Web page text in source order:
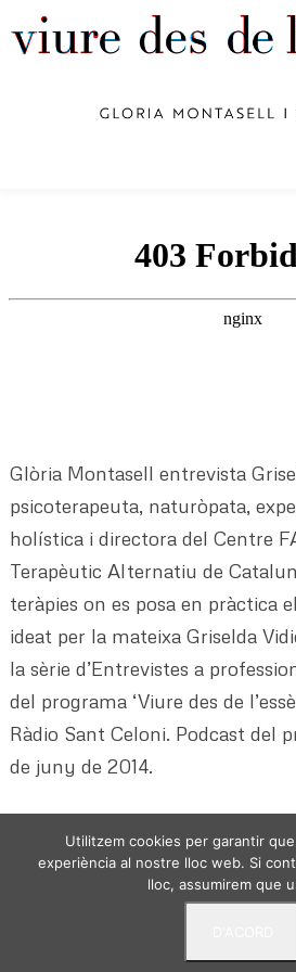
Glòria Montasell entrevista
psicoterapeuta, naturòpata,
holística i directora del Centre
Terapèutic Alternatiu de
teràpies on es posa en pràctica
ideat per la mateixa Griselda
la sèrie d’Entrevistes a
del programa ‘Viure des de
Ràdio Sant Celoni. Podcast del
de juny de 2014.
Utilitzem cookies per garantir
experiència al nostre lloc web. Si
lloc, assumirem que